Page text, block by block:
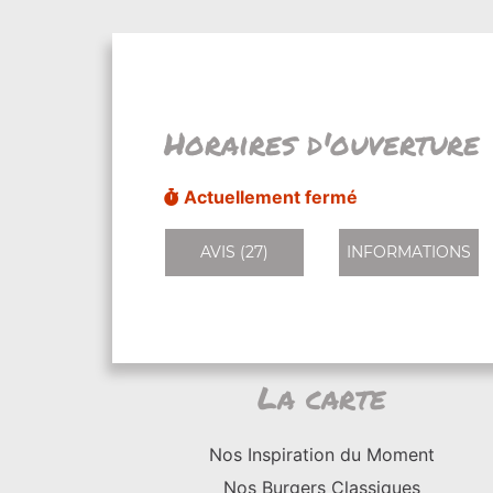
Horaires d'ouverture
Actuellement fermé
AVIS (27) INFORMATIONS
La carte
Nos Inspiration du Moment
Nos Burgers Classiques